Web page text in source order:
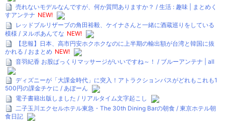
売れないモデルなんですが、何か質問ありますか？ / 生活 : 趣味 | まとめく
すアンテナ NEW!
レッドブルリザーブの角田裕毅、ケイナさんと一緒に酒蔵巡りをしている
模様 / ヌルポあんてな NEW!
【悲報】日本、高市円安ホクホクなのに上半期の輸出額が台湾と韓国に抜
かれる / おまとめ NEW!
音羽紀香 お股ぱっくりマッサージがいいですね～！ / ブルーアンテナ | all
ディズニーが「大課金時代」に突入！アトラクションパスがどれもこれも1
500円の課金チケに / あぼーん
電子書籍出版しました / リアルタイム文字起こし
二子玉川エクセルホテル東急・The 30th Dining Barの朝食 / 東京ホテル朝
食日記